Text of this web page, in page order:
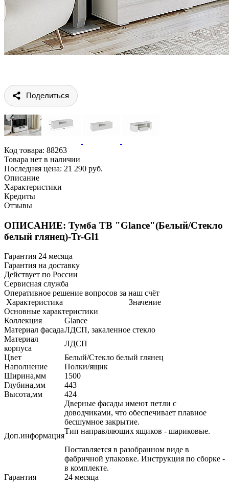
Поделиться
Код товара: 88263
Товара нет в наличии
Последняя цена: 21 290 руб.
Описание
Характеристики
Кредиты
Отзывы
ОПИСАНИЕ: Тумба ТВ "Glance"(Белый/Стекло
белый глянец)-Tr-Gl1
Гарантия 24 месяца
Гарантия на доставку
Действует по России
Сервисная служба
Оперативное решение вопросов за наш счёт
Характеристика
Значение
Основные характеристики
Коллекция
Glance
Материал фасадаЛДСП, закаленное стекло
Материал
корпуса
ЛДСП
Цвет
Белый/Стекло белый глянец
Наполнение
Полки/ящик
Ширина,мм
1500
Глубина,мм
443
Высота,мм
424
Доп.информация
Дверные фасады имеют петли с
доводчиками, что обеспечивает плавное
бесшумное закрытие.
Тип направляющих ящиков - шариковые.
Поставляется в разобранном виде в
фабричной упаковке. Инструкция по сборке -
в комплекте.
Гарантия
24 месяца